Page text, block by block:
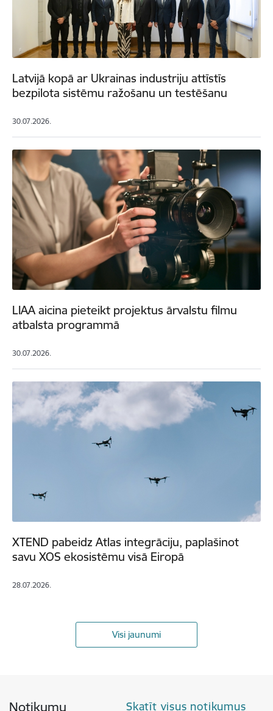
Latvijā kopā ar Ukrainas industriju attīstīs
bezpilota sistēmu ražošanu un testēšanu
30.07.2026.
LIAA aicina pieteikt projektus ārvalstu filmu
atbalsta programmā
30.07.2026.
XTEND pabeidz Atlas integrāciju, paplašinot
savu XOS ekosistēmu visā Eiropā
28.07.2026.
Visi jaunumi
Notikumu
Skatīt visus notikumus